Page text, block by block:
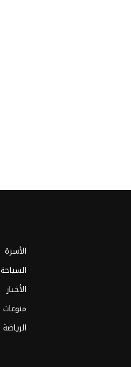
الأسرة
السياحة
الأخبار
منوعات
الرياضة